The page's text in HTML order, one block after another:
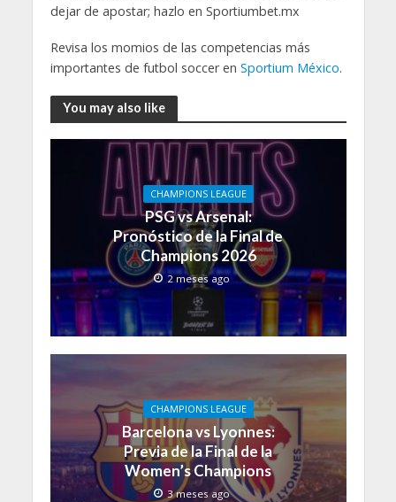
dejar de apostar; hazlo en Sportiumbet.mx
Revisa los momios de las competencias más
importantes de futbol soccer en Sportium México.
You may also like
CHAMPIONS LEAGUE
PSG vs Arsenal:
Pronóstico de la Final de
Champions 2026
2 meses ago
CHAMPIONS LEAGUE
Barcelona vs Lyonnes:
Previa de la Final de la
Women’s Champions
3 meses ago